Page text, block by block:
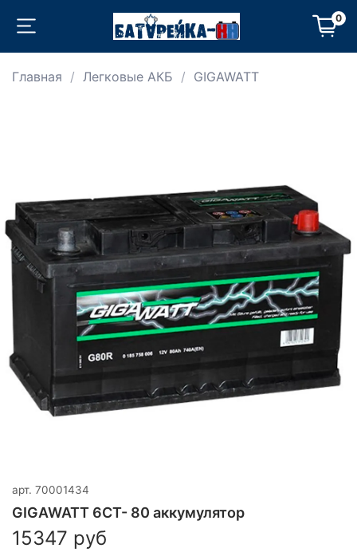
0
Главная Легковые АКБ GIGAWATT
арт. 70001434
GIGAWATT 6CT- 80 аккумулятор
15347 руб